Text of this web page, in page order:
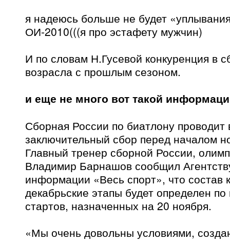
я надеюсь больше не будет
ОИ-2010(((я про эстафету мужчин)
И по словам Н.Гусевой конкуренция в
возрасла с прошлым сезоном.
и еще не много вот такой
Сборная России по биатлону
заключительный сбор перед началом
Главный тренер сборной России,
Владимир Барнашов сообщил
информации «Весь спорт», что состав
декабрьские этапы будет определен
стартов, назначенных на 20 ноября.
«Мы очень довольны условиями,